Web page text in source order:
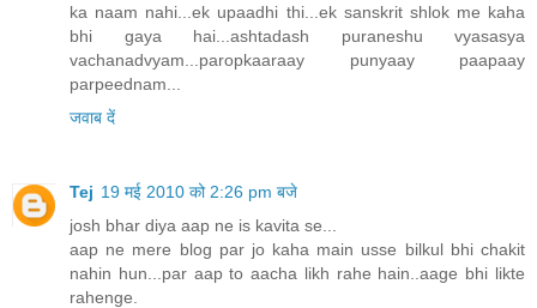
ka naam nahi...ek upaadhi thi...ek sanskrit shlok me kaha
bhi gaya hai...ashtadash puraneshu vyasasya
vachanadvyam...paropkaaraay punyaay paapaay
parpeednam...
जवाब दें
Tej 19 मई 2010 को 2:26 pm बजे
josh bhar diya aap ne is kavita se...
aap ne mere blog par jo kaha main usse bilkul bhi chakit
nahin hun...par aap to aacha likh rahe hain..aage bhi likte
rahenge.